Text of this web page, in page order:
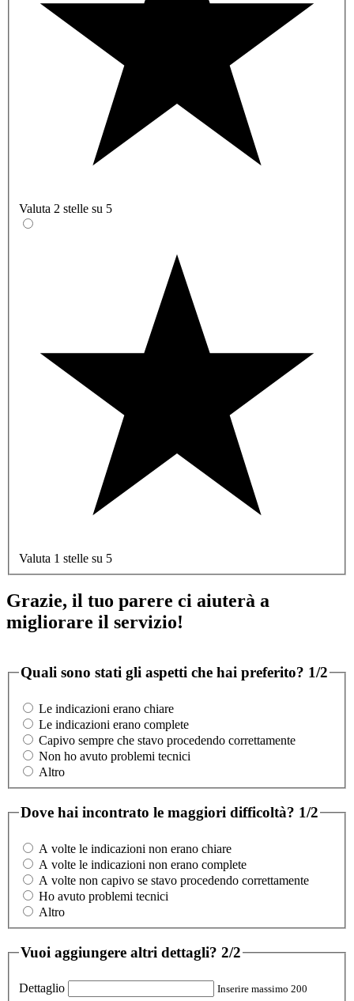
Valuta 2 stelle su 5
Valuta 1 stelle su 5
Grazie, il tuo parere ci aiuterà a
migliorare il servizio!
Quali sono stati gli aspetti che hai preferito? 1/2
Le indicazioni erano chiare
Le indicazioni erano complete
Capivo sempre che stavo procedendo correttamente
Non ho avuto problemi tecnici
Altro
Dove hai incontrato le maggiori difficoltà? 1/2
A volte le indicazioni non erano chiare
A volte le indicazioni non erano complete
A volte non capivo se stavo procedendo correttamente
Ho avuto problemi tecnici
Altro
Vuoi aggiungere altri dettagli? 2/2
Dettaglio
Inserire massimo 200